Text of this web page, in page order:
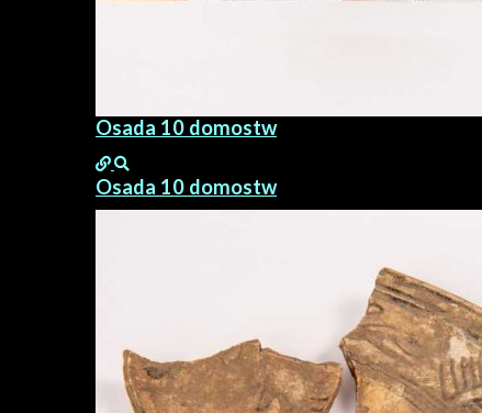
Osada 10 domostw
Osada 10 domostw